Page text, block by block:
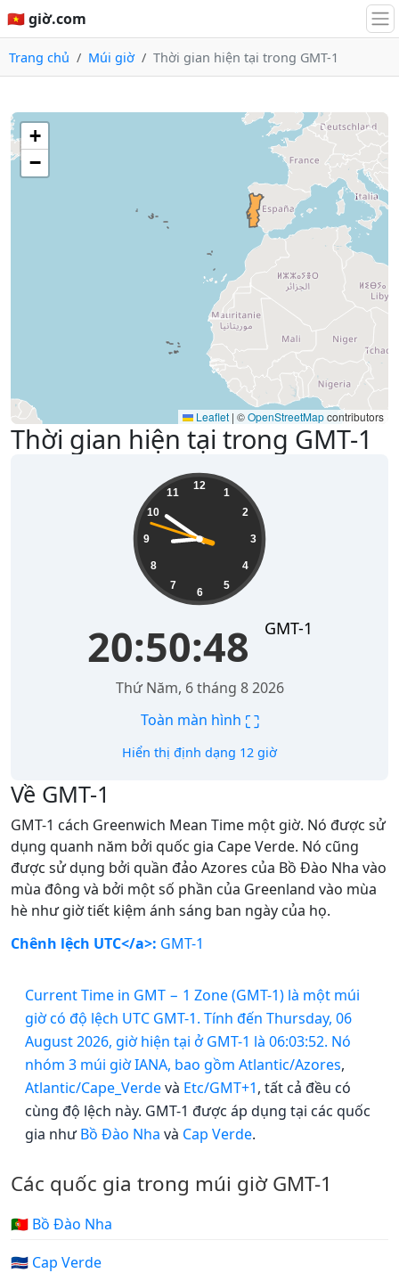
🇻🇳 giờ.com
Trang chủ Múi giờ Thời gian hiện tại trong GMT-1
Thời gian hiện tại trong GMT-1
12
1
2
3
4
5
6
7
8
9
10
11
20:50:48 GMT-1
Thứ Năm, 6 tháng 8 2026
Toàn màn hình ⛶
Hiển thị định dạng 12 giờ
Về GMT-1
GMT-1 cách Greenwich Mean Time một giờ. Nó được sử
dụng quanh năm bởi quốc gia Cape Verde. Nó cũng
được sử dụng bởi quần đảo Azores của Bồ Đào Nha vào
mùa đông và bởi một số phần của Greenland vào mùa
hè như giờ tiết kiệm ánh sáng ban ngày của họ.
Chênh lệch UTC</a>: GMT-1
+
−
Leaflet | ©OpenStreetMapcontributors
Current Time in GMT − 1 Zone (GMT-1) là một múi
giờ có độ lệch UTC GMT-1. Tính đến Thursday, 06
August 2026, giờ hiện tại ở GMT-1 là 06:03:52. Nó
nhóm 3 múi giờ IANA, bao gồm Atlantic/Azores,
Atlantic/Cape_Verdevà Etc/GMT+1, tất cả đều có
cùng độ lệch này. GMT-1 được áp dụng tại các quốc
gia nhưBồ Đào Nha và Cap Verde.
Các quốc gia trong múi giờ GMT-1
🇵🇹 Bồ Đào Nha
🇨🇻 Cap Verde